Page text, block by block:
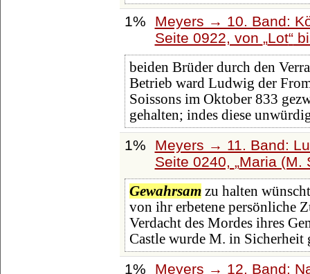
1%
Meyers → 10. Band:
Seite 0922, von Lot
beiden Brüder durch den
Betrieb ward Ludwig der
Soissons im Oktober 833
gehalten; indes diese
1%
Meyers → 11. Band:
Seite 0240,
Maria (M.
Gewahrsamzu halten
von ihr erbetene persönliche
Verdacht des Mordes ihres
Castle wurde M. in Sicherheit
1%
Meyers → 12. Band: